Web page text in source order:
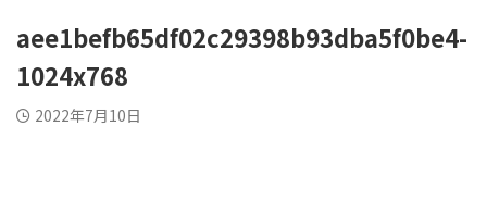
aee1befb65df02c29398b93dba5f0be4-
1024x768
2022年7月10日